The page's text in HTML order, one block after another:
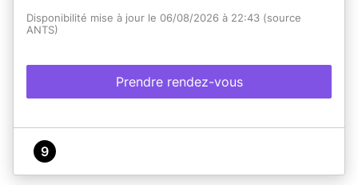
Disponibilité mise à jour le 06/08/2026 à 22:43 (source
ANTS)
Prendre rendez-vous
9